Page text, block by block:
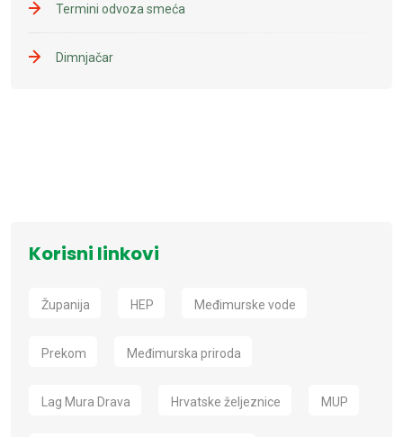
Termini odvoza smeća
Dimnjačar
Korisni linkovi
Županija HEP Međimurske vode
Prekom Međimurska priroda
Lag Mura Drava Hrvatske željeznice MUP